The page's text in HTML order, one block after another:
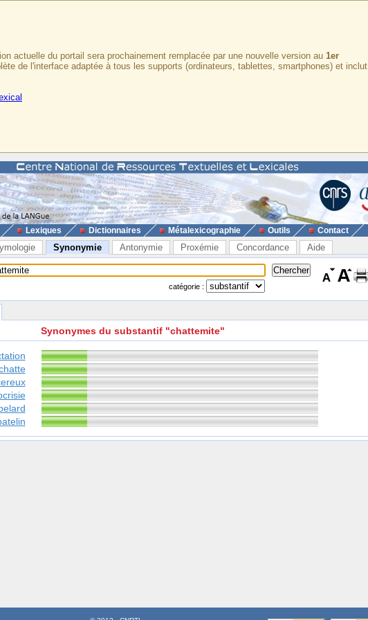
actuelle du portail sera prochainement remplacée par une nouvelle version au 1er
de l'interface adaptée à tous les supports (ordinateurs, tablettes, smartphones) et inclut
Lexiques Dictionnaires Métalexicographie Outils Contact
Synonymie Antonymie Proxémie Concordance Aide
catégorie :
Synonymes du substantif "chattemite"